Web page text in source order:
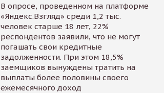
В опросе, проведенном на платформе
«Яндекс.Взгляд» среди 1,2 тыс.
человек старше 18 лет, 22%
респондентов заявили, что не могут
погашать свои кредитные
задолженности. При этом 18,5%
заемщиков вынуждены тратить на
выплаты более половины своего
ежемесячного доход